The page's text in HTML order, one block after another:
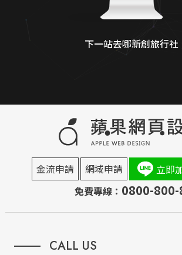
下一站去哪新創旅行社
金流申請 網域申請
立即
免費專線： 0800-
CALL US